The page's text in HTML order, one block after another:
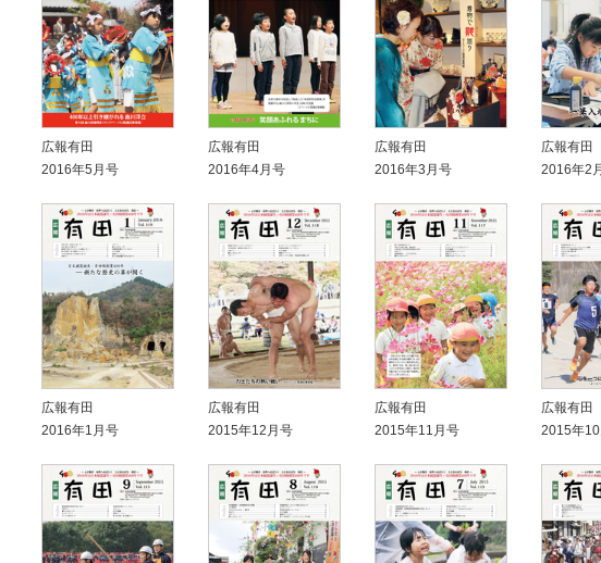
広報有田
2016年5月号
広報有田
2016年4月号
広報有田
2016年3月号
広報有田
2016年2
広報有田
2016年1月号
広報有田
2015年12月号
広報有田
2015年11月号
広報有田
2015年